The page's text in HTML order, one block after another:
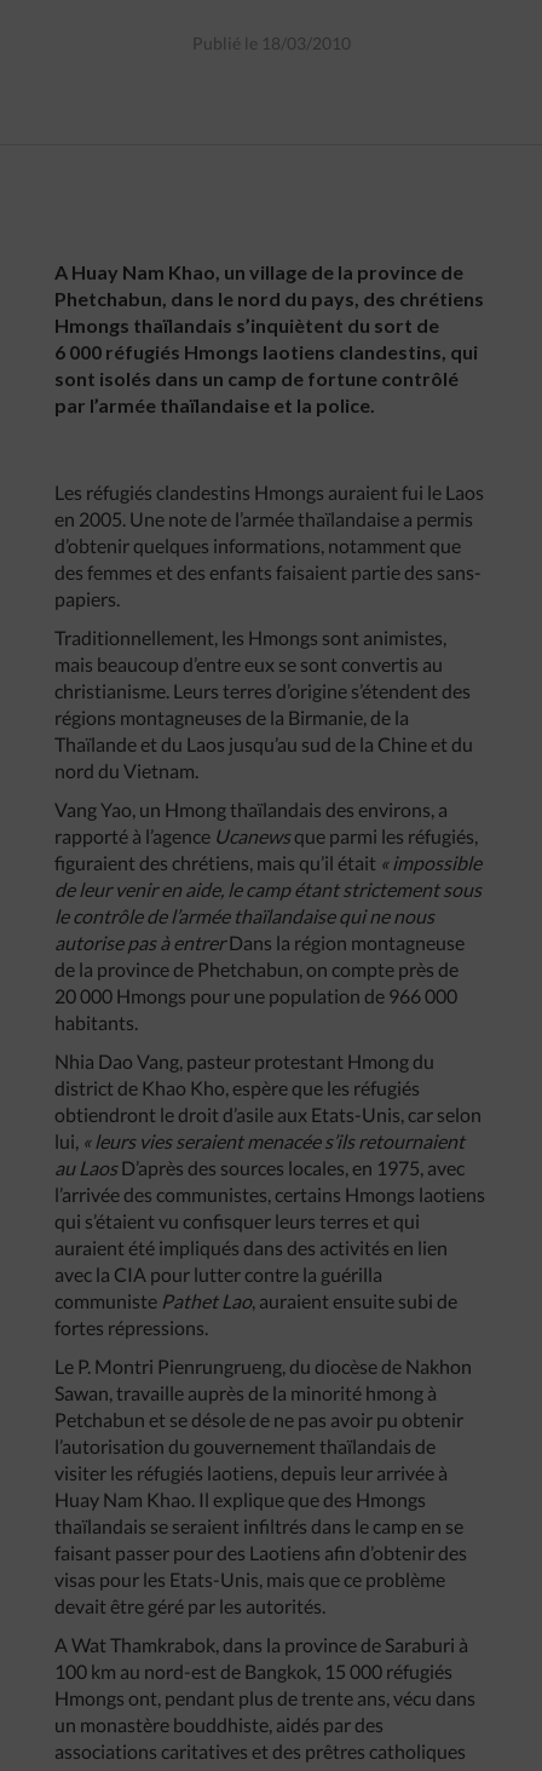
Publié le 18/03/2010
A Huay Nam Khao, un village de la province de
Phetchabun, dans le nord du pays, des chrétiens
Hmongs thaïlandais s’inquiètent du sort de
6 000 réfugiés Hmongs laotiens clandestins, qui
sont isolés dans un camp de fortune contrôlé
par l’armée thaïlandaise et la police.
Les réfugiés clandestins Hmongs auraient fui le Laos
en 2005. Une note de l’armée thaïlandaise a permis
d’obtenir quelques informations, notamment que
des femmes et des enfants faisaient partie des sans-
papiers.
Traditionnellement, les Hmongs sont animistes,
mais beaucoup d’entre eux se sont convertis au
christianisme. Leurs terres d’origine s’étendent des
régions montagneuses de la Birmanie, de la
Thaïlande et du Laos jusqu’au sud de la Chine et du
nord du Vietnam.
Vang Yao, un Hmong thaïlandais des environs, a
rapporté à l’agence Ucanewsque parmi les réfugiés,
figuraient des chrétiens, mais qu’il était « impossible
de leur venir en aide, le camp étant strictement sous
le contrôle de l’armée thaïlandaise qui ne nous
autorise pas à entrerDans la région montagneuse
de la province de Phetchabun, on compte près de
20 000 Hmongs pour une population de 966 000
habitants.
Nhia Dao Vang, pasteur protestant Hmong du
district de Khao Kho, espère que les réfugiés
obtiendront le droit d’asile aux Etats-Unis, car selon
lui, « leurs vies seraient menacée s’ils retournaient
au LaosD’après des sources locales, en 1975, avec
l’arrivée des communistes, certains Hmongs laotiens
qui s’étaient vu confisquer leurs terres et qui
auraient été impliqués dans des activités en lien
avec la CIA pour lutter contre la guérilla
communiste Pathet Lao, auraient ensuite subi de
fortes répressions.
Le P. Montri Pienrungrueng, du diocèse de Nakhon
Sawan, travaille auprès de la minorité hmong à
Petchabun et se désole de ne pas avoir pu obtenir
l’autorisation du gouvernement thaïlandais de
visiter les réfugiés laotiens, depuis leur arrivée à
Huay Nam Khao. Il explique que des Hmongs
thaïlandais se seraient infiltrés dans le camp en se
faisant passer pour des Laotiens afin d’obtenir des
visas pour les Etats-Unis, mais que ce problème
devait être géré par les autorités.
A Wat Thamkrabok, dans la province de Saraburi à
100 km au nord-est de Bangkok, 15 000 réfugiés
Hmongs ont, pendant plus de trente ans, vécu dans
un monastère bouddhiste, aidés par des
associations caritatives et des prêtres catholiques